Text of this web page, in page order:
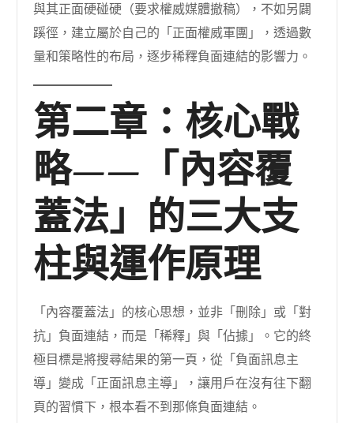
與其正面硬碰硬（要求權威媒體撤稿），不如另闢
蹊徑，建立屬於自己的「正面權威軍團」，透過數
量和策略性的布局，逐步稀釋負面連結的影響力。
第二章：核心戰
略——「內容覆
蓋法」的三大支
柱與運作原理
「內容覆蓋法」的核心思想，並非「刪除」或「對
抗」負面連結，而是「稀釋」與「佔據」。它的終
極目標是將搜尋結果的第一頁，從「負面訊息主
導」變成「正面訊息主導」，讓用戶在沒有往下翻
頁的習慣下，根本看不到那條負面連結。